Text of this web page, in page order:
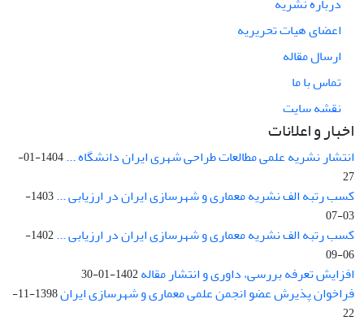
اعضای هیات تحریریه
ارسال مقاله
تماس با ما
نقشه سایت
اخبار و اعلانات
انتشار نشریه علمی مطالعات طراحی شهری ایران دانشگاه ...
1404-01-
27
کسب رتبه الف نشریه معماری و شهرسازی ایران در ارزیابی ...
1403-
03-07
کسب رتبه الف نشریه معماری و شهرسازی ایران در ارزیابی ...
1402-
06-09
افزایش تعرفه بررسی، داوری و انتشار مقاله1402-01-30
فراخوان پذیرش عضو انجمن علمی معماری و شهرسازی ایران
1398-11-
22